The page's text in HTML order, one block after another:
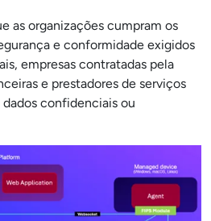
as organizações cumpram os
e conformidade exigidos
empresas contratadas pela
e prestadores de serviços
confidenciais ou